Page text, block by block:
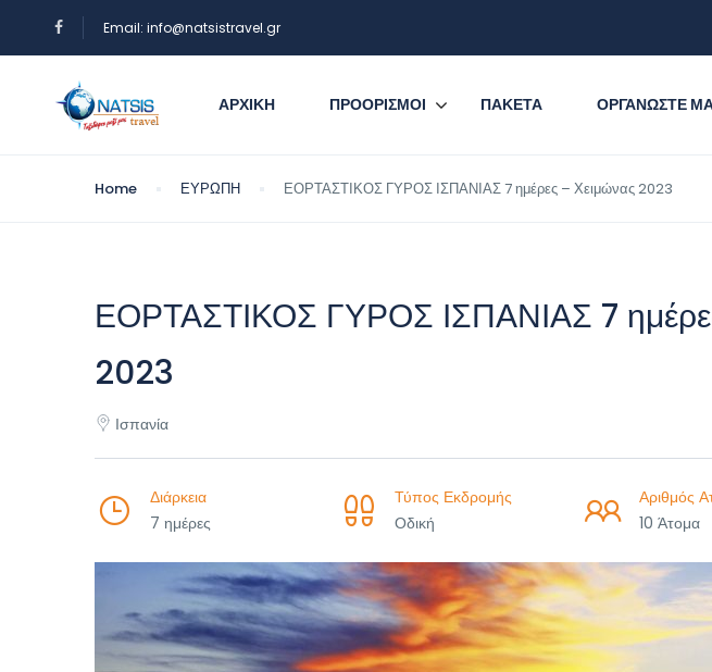
Email: info@natsistravel.gr
ΑΡΧΙΚΗ ΠΡΟΟΡΙΣΜΟΙ ΠΑΚΕΤΑ ΟΡΓΑΝΩΣΤΕ
Home ΕΥΡΩΠΗ ΕΟΡΤΑΣΤΙΚΟΣ ΓΥΡΟΣ ΙΣΠΑΝΙΑΣ 7 ημέρες – Χειμώνας 2023
ΕΟΡΤΑΣΤΙΚΟΣ ΓΥΡΟΣ ΙΣΠΑΝΙΑΣ 7
2023
Ισπανία
Διάρκεια
7 ημέρες
Τύπος Εκδρομής
Οδική
Αριθμός
10 Άτομα